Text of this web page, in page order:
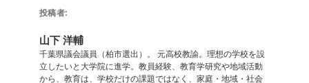
e
b
o n
投稿者:
山下 洋輔
千葉県議会議員（柏市選出）。 元高校教諭。理想の学校を設
立したいと大学院に進学。教員経験、教育学研究や地域活動
から、教育は、学校だけの課題ではなく、家庭・地域・社会